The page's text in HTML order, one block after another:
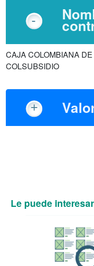
CAJA COLOMBIANA
COLSUBSIDIO
Le puede